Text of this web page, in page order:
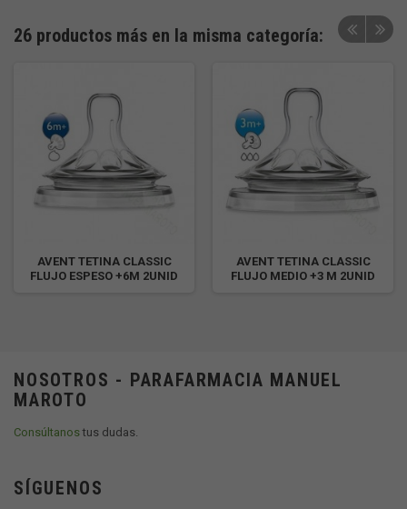
26 productos más en la misma categoría:
AVENT TETINA CLASSIC
FLUJO ESPESO +6M 2UNID
AVENT TETINA CLASSIC
FLUJO MEDIO +3 M 2UNID
NOSOTROS - PARAFARMACIA MANUEL
MAROTO
Consúltanostus dudas.
SÍGUENOS